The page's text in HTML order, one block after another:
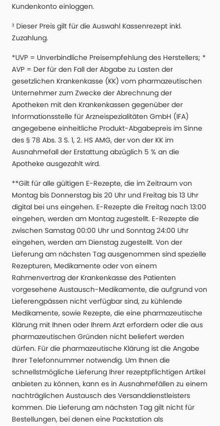
Kundenkonto einloggen.
³ Dieser Preis gilt für die Auswahl Kassenrezept inkl.
Zuzahlung.
*UVP = Unverbindliche Preisempfehlung des Herstellers; *
AVP = Der für den Fall der Abgabe zu Lasten der
gesetzlichen Krankenkasse (KK) vom pharmazeutischen
Unternehmer zum Zwecke der Abrechnung der
Apotheken mit den Krankenkassen gegenüber der
Informationsstelle für Arzneispezialitäten GmbH (IFA)
angegebene einheitliche Produkt-Abgabepreis im Sinne
des § 78 Abs. 3 S. 1, 2. HS AMG, der von der KK im
Ausnahmefall der Erstattung abzüglich 5 % an die
Apotheke ausgezahlt wird.
**Gilt für alle gültigen E-Rezepte, die im Zeitraum von
Montag bis Donnerstag bis 20 Uhr und Freitag bis 13 Uhr
digital bei uns eingehen. E-Rezepte die Freitag nach 13:00
eingehen, werden am Montag zugestellt. E-Rezepte die
zwischen Samstag 00:00 Uhr und Sonntag 24:00 Uhr
eingehen, werden am Dienstag zugestellt. Von der
Lieferung am nächsten Tag ausgenommen sind spezielle
Rezepturen, Medikamente oder von einem
Rahmenvertrag der Krankenkasse des Patienten
vorgesehene Austausch-Medikamente, die aufgrund von
Lieferengpässen nicht verfügbar sind, zu kühlende
Medikamente, sowie Rezepte, die eine pharmazeutische
Klärung mit Ihnen oder Ihrem Arzt erfordern oder die aus
pharmazeutischen Gründen nicht beliefert werden
dürfen. Für die pharmazeutische Klärung ist die Angabe
Ihrer Telefonnummer notwendig. Um Ihnen die
schnellstmögliche Lieferung Ihrer rezeptpflichtigen Artikel
anbieten zu können, kann es in Ausnahmefällen zu einem
nachträglichen Austausch des Versanddienstleisters
kommen. Die Lieferung am nächsten Tag gilt nicht für
Bestellungen, bei denen eine Packstation als